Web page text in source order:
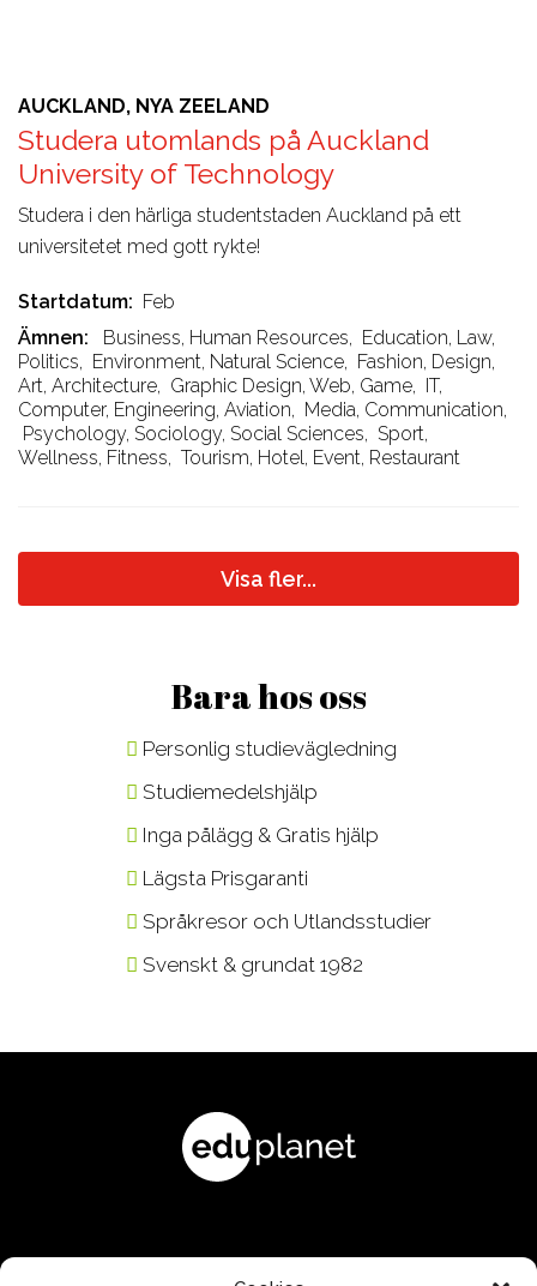
AUCKLAND, NYA ZEELAND
Studera utomlands på Auckland
University of Technology
Studera i den härliga studentstaden Auckland på ett
universitetet med gott rykte!
Startdatum
Feb
Ämnen
Business, Human Resources, Education, Law,
Politics, Environment, Natural Science, Fashion, Design,
Art, Architecture, Graphic Design, Web, Game, IT,
Computer, Engineering, Aviation, Media, Communication,
Psychology, Sociology, Social Sciences, Sport,
Wellness, Fitness, Tourism, Hotel, Event, Restaurant
Visa fler...
Bara hos oss
Personlig studievägledning
Studiemedelshjälp
Inga pålägg & Gratis hjälp
Lägsta Prisgaranti
Språkresor och Utlandsstudier
Svenskt & grundat 1982
KONTAKTA OSS